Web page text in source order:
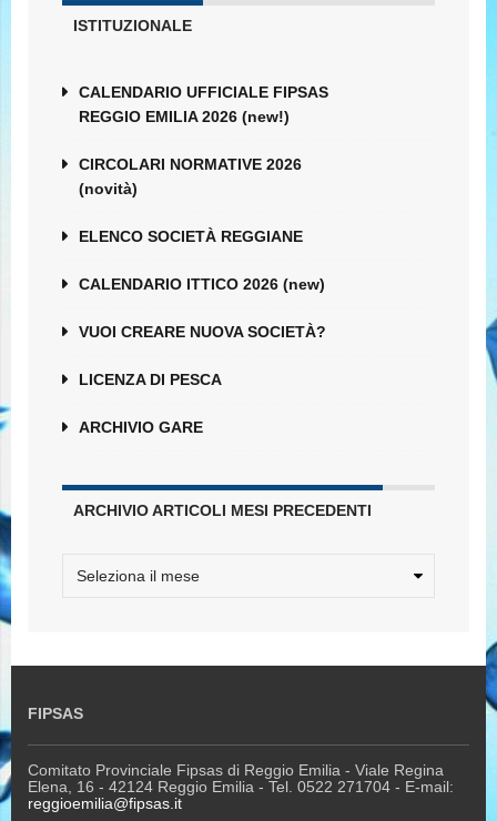
ISTITUZIONALE
CALENDARIO UFFICIALE FIPSAS
REGGIO EMILIA 2026 (new!)
CIRCOLARI NORMATIVE 2026
(novità)
ELENCO SOCIETÀ REGGIANE
CALENDARIO ITTICO 2026 (new)
VUOI CREARE NUOVA SOCIETÀ?
LICENZA DI PESCA
ARCHIVIO GARE
ARCHIVIO ARTICOLI MESI PRECEDENTI
FIPSAS
Comitato Provinciale Fipsas di Reggio Emilia - Viale Regina
Elena, 16 - 42124 Reggio Emilia - Tel. 0522 271704 - E-mail:
reggioemilia@fipsas.it